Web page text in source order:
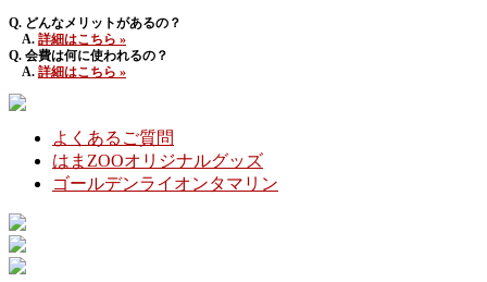
Q. どんなメリットがあるの？
A. 詳細はこちら »
Q. 会費は何に使われるの？
A. 詳細はこちら »
よくあるご質問
はまZOOオリジナルグッズ
ゴールデンライオンタマリン